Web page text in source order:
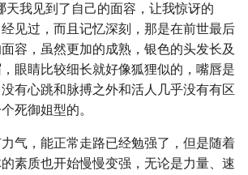
天我见到了自己的面容，让我惊讶的
见过，而且记忆深刻，那是在前世最后
容，虽然更加的成熟，银色的头发长及
眼睛比较细长就好像狐狸似的，嘴唇是
有心跳和脉搏之外和活人几乎没有有区
死御姐型的。
气，能正常走路已经勉强了，但是随着
素质也开始慢慢变强，无论是力量、速